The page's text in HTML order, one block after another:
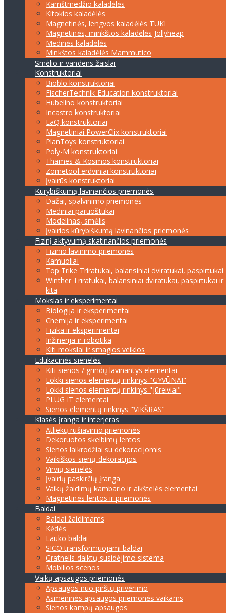
Kamštmedžio kaladėlės
Kitokios kaladėlės
Magnetinės, lengvos kaladėlės TUKI
Magnetinės, minkštos kaladėlės Jollyheap
Medinės kaladėlės
Minkštos kaladėlės Mammutico
Smėlio ir vandens žaislai
Konstruktoriai
Bioblo konstruktoriai
FischerTechnik Education konstruktoriai
Hubelino konstruktoriai
Incastro konstruktoriai
LaQ konstruktoriai
Magnetiniai PowerClix konstruktoriai
PlanToys konstruktoriai
Poly-M konstruktoriai
Thames & Kosmos konstruktoriai
Zometool erdviniai konstruktoriai
Įvairūs konstruktoriai
Kūrybiškumą lavinančios priemonės
Dažai, spalvinimo priemonės
Mediniai paruoštukai
Modelinas, smėlis
Įvairios kūrybiškumą lavinančios priemonės
Fizinį aktyvumą skatinančios priemonės
Fizinio lavinimo priemonės
Kamuoliai
Top Trike Triratukai, balansiniai dviratukai, paspirtukai
Winther Triratukai, balansiniai dviratukai, paspirtukai ir
kita
Mokslas ir eksperimentai
Biologija ir eksperimentai
Chemija ir eksperimentai
Fizika ir eksperimentai
Inžinerija ir robotika
Kiti mokslai ir smagios veiklos
Edukacinės sienelės
Kiti sienos / grindų lavinantys elementai
Lokki sienos elementų rinkinys "GYVŪNAI"
Lokki sienos elementų rinkinys "Jūreiviai"
PLUG IT elementai
Sienos elementų rinkinys "VIKŠRAS"
Klasės įranga ir interjeras
Atliekų rūšiavimo priemonės
Dekoruotos skelbimų lentos
Sienos laikrodžiai su dekoracijomis
Vaikiškos sienų dekoracijos
Virvių sienelės
Įvairių paskirčių įranga
Vaikų žaidimų kambario ir aikštelės elementai
Magnetinės lentos ir priemonės
Baldai
Baldai žaidimams
Kėdės
Lauko baldai
SICO transformuojami baldai
Gratnells daiktų susidėjimo sistema
Mobilios scenos
Vaikų apsaugos priemonės
Apsaugos nuo pirštų privėrimo
Asmeninės apsaugos priemonės vaikams
Sienos kampų apsaugos